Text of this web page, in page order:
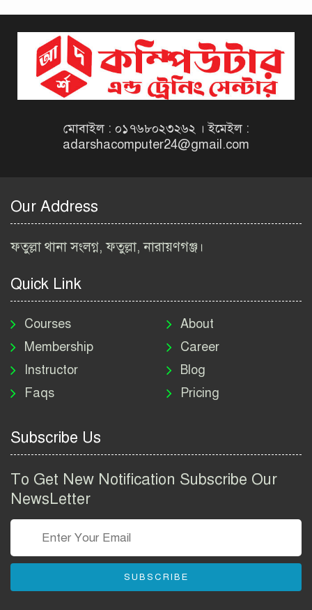
বিজ্ঞপ্তি ২০২৬ | Taxes Zone
Dinajpur Job Circular 2026
বেসরকারি সংস্থা সেতু (SETU)
Job Circular 2026
২০২৬ | BIWTA Job Circular
মাদকদ্রব্য নিয়ন্ত্রণ অধিদপ্তর
নিয়োগ বিজ্ঞপ্তি ২০২৬ | DNC
Job Circular 2026
পাসপোর্ট করতে কি কি লাগে
২০২৬ | ই-পাসপোর্ট আবেদন ও
Group Job Circular 2026
তথ্য অধিদপ্তর নিয়োগ বিজ্ঞপ্তি
বাংলাদেশ পুলিশ এএসআই
মোবাইল : ০১৭৬৮০২৩২৬২ । ইমেইল :
adarshacomputer24@gmail.com
Our Address
ফতুল্লা থানা সংলগ্ন, ফতুল্লা, নারায়ণগঞ্জ।
Quick Link
Courses
Membership
Instructor
Faqs
About
Career
Blog
Pricing
Subscribe Us
To Get New Notification Subscribe Our
NewsLetter
SUBSCRIBE